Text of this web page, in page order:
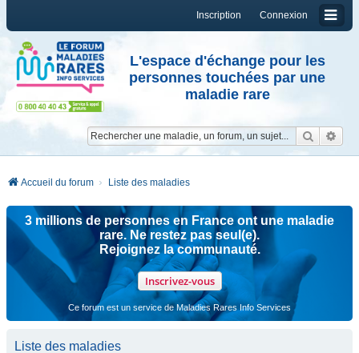
Connexion
Inscription
L'espace d'échange pour les
personnes touchées par une
maladie rare
Accueil du forum Liste des maladies
3 millions de personnes en France ont une maladie
rare. Ne restez pas seul(e).
Rejoignez la communauté.
Inscrivez-vous
Ce forum est un service de Maladies Rares Info Services
Liste des maladies